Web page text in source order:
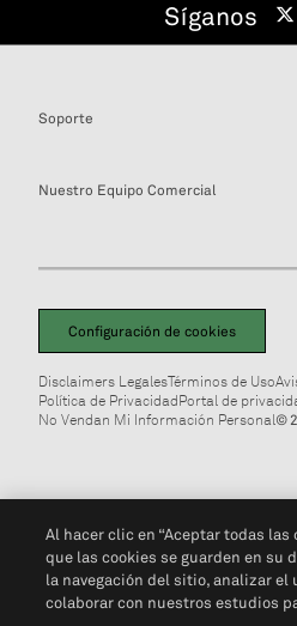
Síganos
Soporte
Nuestro Equipo Comercial
Configuración de cookies
Disclaimers LegalesTérminos de Uso
Política de PrivacidadPortal de
No Vendan Mi Información Personal©
Al hacer clic en “Aceptar todas las
que las cookies se guarden en su
la navegación del sitio, analizar el
colaborar con nuestros estudios